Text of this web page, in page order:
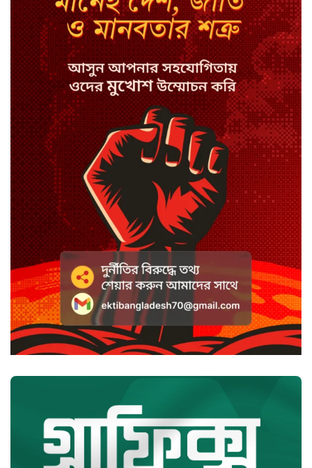
কপিল শর্মার অডিশনে বাদ পড়ার সেই
গল্প
যুক্তরাজ্যে সামাজিকমাধ্যমের কারফিউ
মানছে না কিশোররা
কটাক্ষ আর বিদ্রূপে জমে উঠেছে
ভ্যান্সের রাজনীতি
সৌদি আরবে হুতি হামলায় শিশুসহ
আহত ১১